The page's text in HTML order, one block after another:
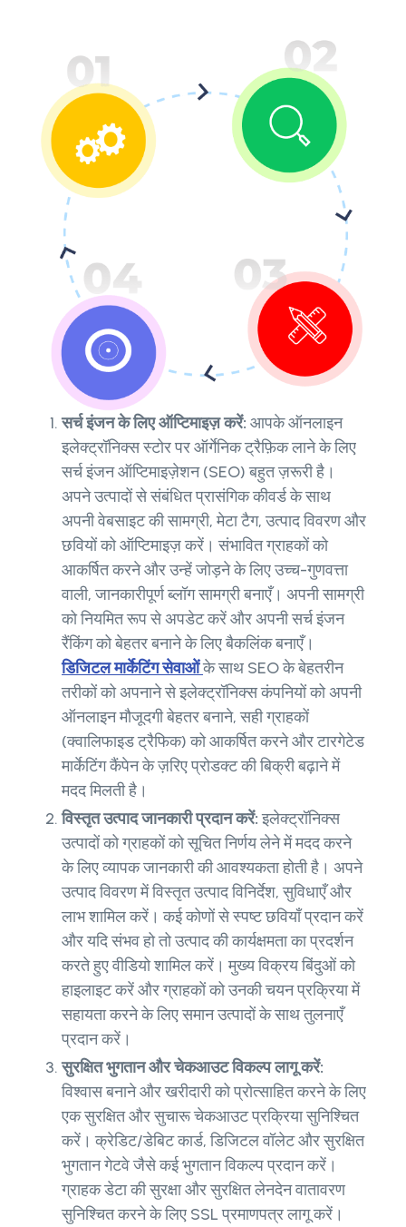
सर्च इंजन के लिए ऑप्टिमाइज़ करें: आपके ऑनलाइन
इलेक्ट्रॉनिक्स स्टोर पर ऑर्गेनिक ट्रैफ़िक लाने के लिए
सर्च इंजन ऑप्टिमाइज़ेशन (SEO) बहुत ज़रूरी है।
अपने उत्पादों से संबंधित प्रासंगिक कीवर्ड के साथ
अपनी वेबसाइट की सामग्री, मेटा टैग, उत्पाद विवरण और
छवियों को ऑप्टिमाइज़ करें। संभावित ग्राहकों को
आकर्षित करने और उन्हें जोड़ने के लिए उच्च-गुणवत्ता
वाली, जानकारीपूर्ण ब्लॉग सामग्री बनाएँ। अपनी सामग्री
को नियमित रूप से अपडेट करें और अपनी सर्च इंजन
रैंकिंग को बेहतर बनाने के लिए बैकलिंक बनाएँ।
डिजिटल मार्केटिंग सेवाओंके साथ SEO के बेहतरीन
तरीकों को अपनाने से इलेक्ट्रॉनिक्स कंपनियों को अपनी
ऑनलाइन मौजूदगी बेहतर बनाने, सही ग्राहकों
(क्वालिफाइड ट्रैफिक) को आकर्षित करने और टारगेटेड
मार्केटिंग कैंपेन के ज़रिए प्रोडक्ट की बिक्री बढ़ाने में
मदद मिलती है।
विस्तृत उत्पाद जानकारी प्रदान करें:इलेक्ट्रॉनिक्स
उत्पादों को ग्राहकों को सूचित निर्णय लेने में मदद करने
के लिए व्यापक जानकारी की आवश्यकता होती है। अपने
उत्पाद विवरण में विस्तृत उत्पाद विनिर्देश, सुविधाएँ और
लाभ शामिल करें। कई कोणों से स्पष्ट छवियाँ प्रदान करें
और यदि संभव हो तो उत्पाद की कार्यक्षमता का प्रदर्शन
करते हुए वीडियो शामिल करें। मुख्य विक्रय बिंदुओं को
हाइलाइट करें और ग्राहकों को उनकी चयन प्रक्रिया में
सहायता करने के लिए समान उत्पादों के साथ तुलनाएँ
प्रदान करें।
सुरक्षित भुगतान और चेकआउट विकल्प लागू करें:
विश्वास बनाने और खरीदारी को प्रोत्साहित करने के लिए
एक सुरक्षित और सुचारू चेकआउट प्रक्रिया सुनिश्चित
करें। क्रेडिट/डेबिट कार्ड, डिजिटल वॉलेट और सुरक्षित
भुगतान गेटवे जैसे कई भुगतान विकल्प प्रदान करें।
ग्राहक डेटा की सुरक्षा और सुरक्षित लेनदेन वातावरण
सुनिश्चित करने के लिए SSL प्रमाणपत्र लागू करें।